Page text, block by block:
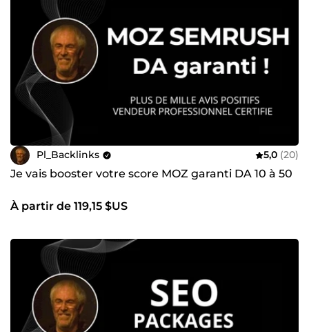
Pl_Backlinks 5,0 (20)
Je vais booster votre score MOZ garanti DA 10 à 50
À partir de 119,15 $US